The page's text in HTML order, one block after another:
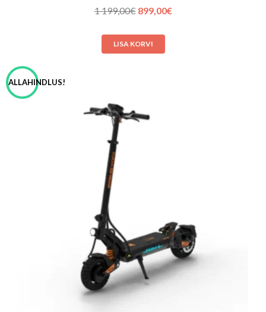
1 199,00€ Algne
oli:
1 199,00€.
899,00€Praegune
LISA KORVI
ALLAHINDLUS!